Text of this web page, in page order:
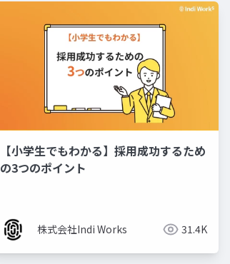
【小学生でもわかる】採用成功するため
の3つのポイント
株式会社Indi Works 31.4K